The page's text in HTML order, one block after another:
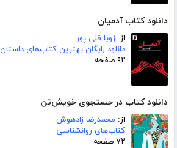
دانلود کتاب آدمیان
از: زویا قلی پور
دانلود رایگان بهترین کتاب‌های داستان
۹۲ صفحه
دانلود کتاب در جستجوی خویش‌تن
از: محمدرضا زادهوش
کتاب‌های روانشناسی
۷۲ صفحه